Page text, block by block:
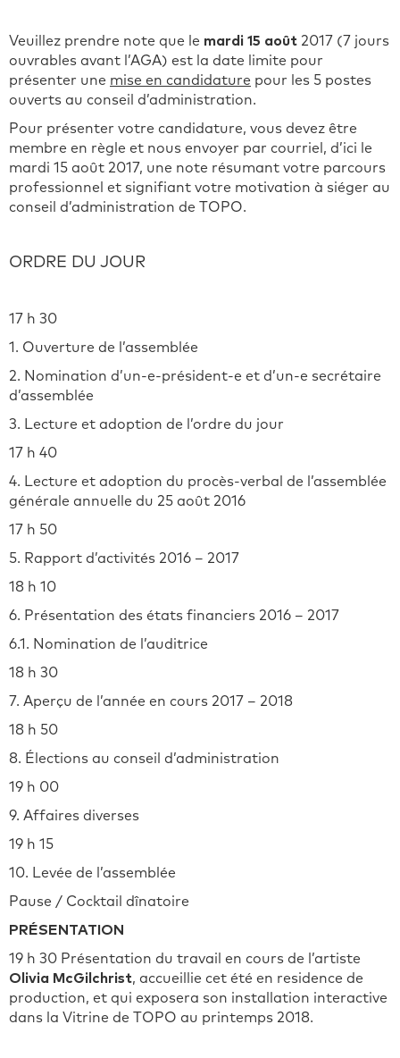
Veuillez prendre note que le mardi 15 août 2017 (7 jours
ouvrables avant l’AGA) est la date limite pour
présenter une mise en candidature pour les 5 postes
ouverts au conseil d’administration.
Pour présenter votre candidature, vous devez être
membre en règle et nous envoyer par courriel, d’ici le
mardi 15 août 2017, une note résumant votre parcours
professionnel et signifiant votre motivation à siéger au
conseil d’administration de TOPO.
ORDRE DU JOUR
17 h 30
1. Ouverture de l’assemblée
2. Nomination d’un-e-président-e et d’un-e secrétaire
d’assemblée
3. Lecture et adoption de l’ordre du jour
17 h 40
4. Lecture et adoption du procès-verbal de l’assemblée
générale annuelle du 25 août 2016
17 h 50
5. Rapport d’activités 2016 – 2017
18 h 10
6. Présentation des états financiers 2016 – 2017
6.1. Nomination de l’auditrice
18 h 30
7. Aperçu de l’année en cours 2017 – 2018
18 h 50
8. Élections au conseil d’administration
19 h 00
9. Affaires diverses
19 h 15
10. Levée de l’assemblée
Pause / Cocktail dînatoire
PRÉSENTATION
19 h 30 Présentation du travail en cours de l’artiste
Olivia McGilchrist, accueillie cet été en residence de
production, et qui exposera son installation interactive
dans la Vitrine de TOPO au printemps 2018.